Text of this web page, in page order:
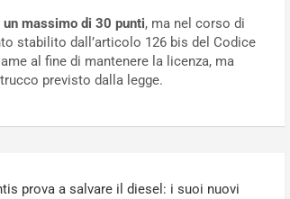
massimo di 30 punti, ma nel corso di
stabilito dall’articolo 126 bis del Codice
al fine di mantenere la licenza, ma
previsto dalla legge.
prova a salvare il diesel: i suoi nuovi